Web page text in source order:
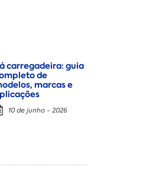
carregadeira: guia
de
marcas e
10 de junho - 2026